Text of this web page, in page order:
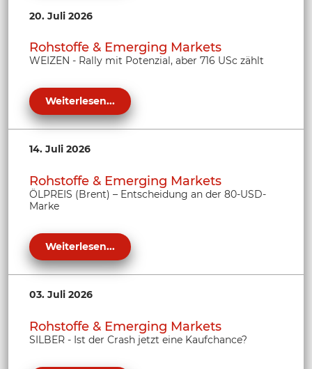
20. Juli 2026
Rohstoffe & Emerging Markets
WEIZEN - Rally mit Potenzial, aber 716 USc zählt
Weiterlesen...
14. Juli 2026
Rohstoffe & Emerging Markets
ÖLPREIS (Brent) – Entscheidung an der 80-USD-
Marke
Weiterlesen...
03. Juli 2026
Rohstoffe & Emerging Markets
SILBER - Ist der Crash jetzt eine Kaufchance?